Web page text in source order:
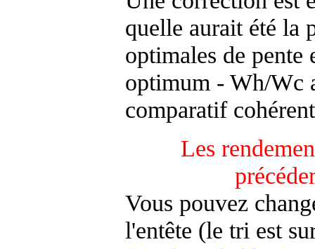
quelle aurait été la
optimales de
optimum - Wh/Wc
comparatif
Les
Vous pouvez
l'entête (le tri est